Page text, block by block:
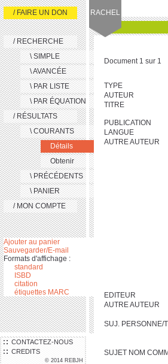
RACHEL
CONTACTEZ-NOUS
CREDITS
© 2014 REBJH
/ FAIRE UN DON
/ RECHERCHE
\ SIMPLE
\ AVANCÉE
\ PAR LISTE
\ PAR ÉQUATION
/ RÉSULTATS
\ COURANTS
Détails
Obtenir
\ PRÉCÉDENTS
\ PANIER
/ MON COMPTE
Ajouter au panier
Sauvegarder/E-mail
Formats d'affichage :
standard
ISBD
citation
étiquettes MARC
Document 1 sur 1
TYPE
AUTEUR
TITRE
PUBLICATION
LANGUE
AUTRE AUTEUR
EDITEUR
AUTRE AUTEUR
SUJ. PERSONNE/
SUJET NOM